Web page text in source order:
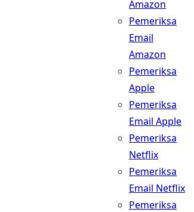
Amazon
Pemeriksa
Email
Amazon
Pemeriksa
Apple
Pemeriksa
Email Apple
Pemeriksa
Netflix
Pemeriksa
Email Netflix
Pemeriksa